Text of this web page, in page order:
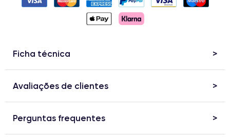
Ficha técnica
Avaliações de clientes
Perguntas frequentes